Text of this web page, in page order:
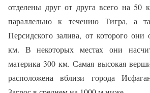
отделены друг от друга всего на 50
параллельно к течению Тигра, а
Персидского залива, от которого
км. В некоторых местах они
материка 300 км. Самая высокая
расположена вблизи города